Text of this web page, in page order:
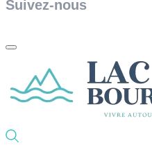
Suivez-nous